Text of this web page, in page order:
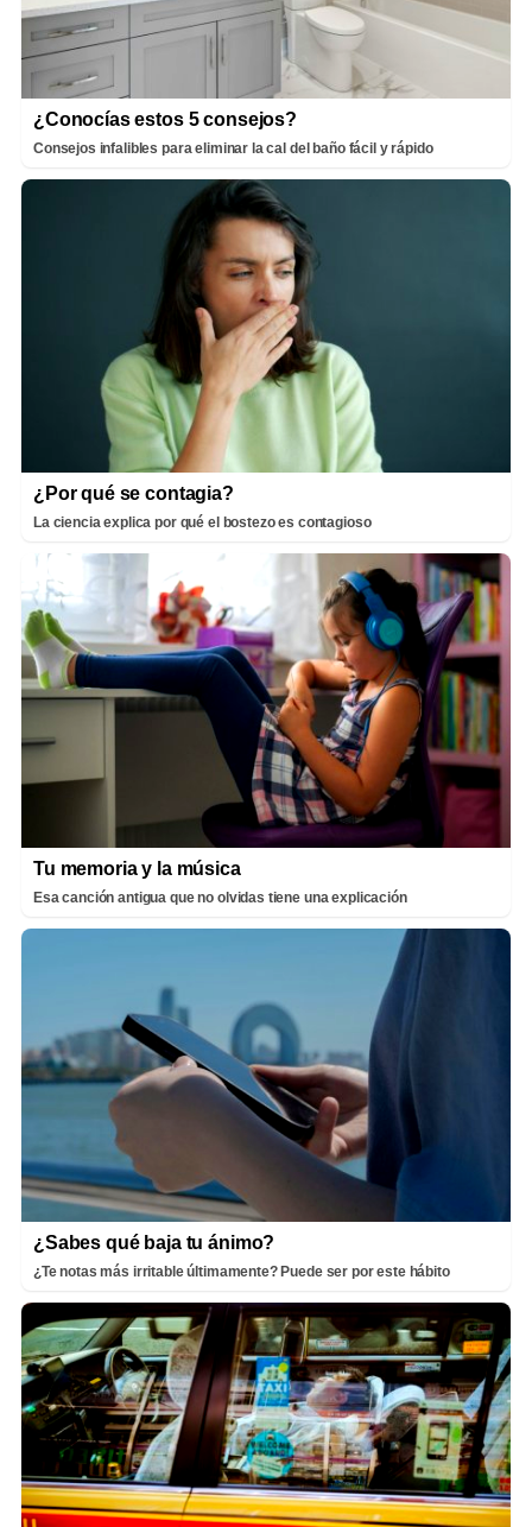
¿Conocías estos 5 consejos?
Consejos infalibles para eliminar la cal del baño fácil y rápido
¿Por qué se contagia?
La ciencia explica por qué el bostezo es contagioso
Tu memoria y la música
Esa canción antigua que no olvidas tiene una explicación
¿Sabes qué baja tu ánimo?
¿Te notas más irritable últimamente? Puede ser por este hábito